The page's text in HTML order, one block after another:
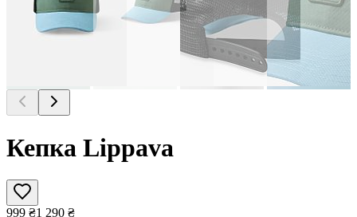
Кепка Lippava
999 ₴1 290 ₴